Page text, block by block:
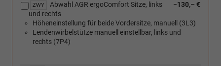
Panoramadach
[3CT]
Verstellbare
ZWY −130,– €
Abwahl AGR ergoComfort Sitze, links
und rechts
Höheneinstellung für beide Vordersitze, manuell (3L3)
Lendenwirbelstütze manuell einstellbar, links und
rechts (7P4)